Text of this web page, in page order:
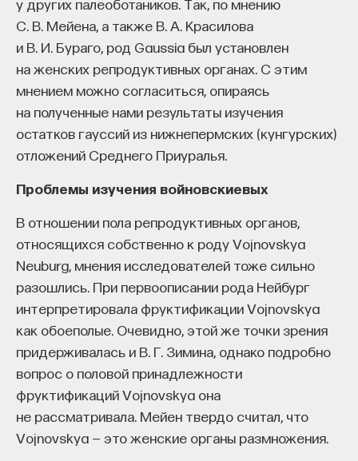
С. В. Мейена, а также В. А. Красилова
и В. И. Бураго, род Gaussia был установлен
на женских репродуктивных органах. С этим
мнением можно согласиться, опираясь
на полученные нами результаты изучения
остатков гауссий из нижнепермских (кунгурских)
отложений Среднего Приуралья.
Проблемы изучения войновскиевых
В отношении пола репродуктивных органов,
относящихся собственно к роду Vojnovskya
Neuburg, мнения исследователей тоже сильно
разошлись. При первоописании рода Нейбург
интерпретировала фруктификации Vojnovskya
как обоеполые. Очевидно, этой же точки зрения
придерживалась и В. Г. Зимина, однако подробно
вопрос о половой принадлежности
фруктификаций Vojnovskya она
не рассматривала. Мейен твердо считал, что
Vojnovskya — это женские органы размножения.